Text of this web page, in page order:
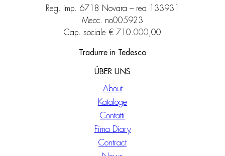
Reg. imp. 6718 Novara – rea 133931
Mecc. no005923
Cap. sociale € 710.000,00
Tradurre in Tedesco
ÜBER UNS
About
Kataloge
Contatti
Fima Diary
Contract